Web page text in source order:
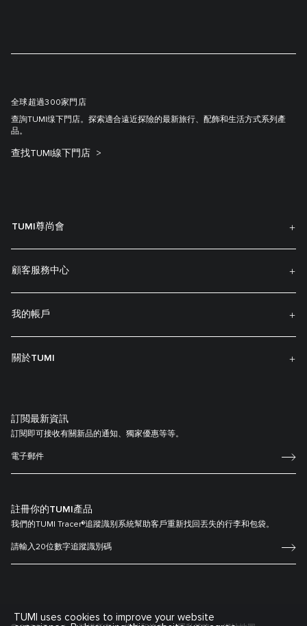
全球超過300家門店
查詢TUMI缐下門店。探索適合遠近探險的最新旅行、配飾和生活方式系列產
品。
查找TUMI線下門店
TUMI尊尚會
顧客服務中心
我的帳戶
關於TUMI
訂閲最新資訊
訂閱即可接收有關新品的通知、獨家優惠等等。
註冊你的TUMI產品
我們的TUMI Tracer®追蹤識别系統幫助客戶重新找回丟失的行李和包袋。
TUMI uses cookies to improve your website